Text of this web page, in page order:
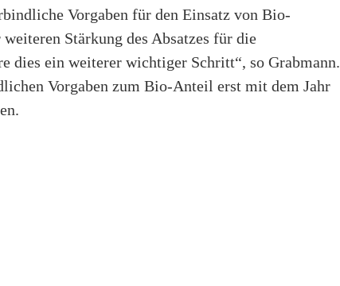
Vorgaben für den Einsatz von Bio-
Stärkung des Absatzes für die
dies ein weiterer wichtiger Schritt“, so Grabmann.
Vorgaben zum Bio-Anteil erst mit dem Jahr